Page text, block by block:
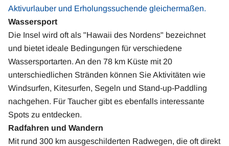
Aktivurlauber und Erholungssuchende gleichermaßen.
Wassersport
Die Insel wird oft als "Hawaii des Nordens" bezeichnet
und bietet ideale Bedingungen für verschiedene
Wassersportarten. An den 78 km Küste mit 20
unterschiedlichen Stränden können Sie Aktivitäten wie
Windsurfen, Kitesurfen, Segeln und Stand-up-Paddling
nachgehen. Für Taucher gibt es ebenfalls interessante
Spots zu entdecken.
Radfahren und Wandern
Mit rund 300 km ausgeschilderten Radwegen, die oft direkt